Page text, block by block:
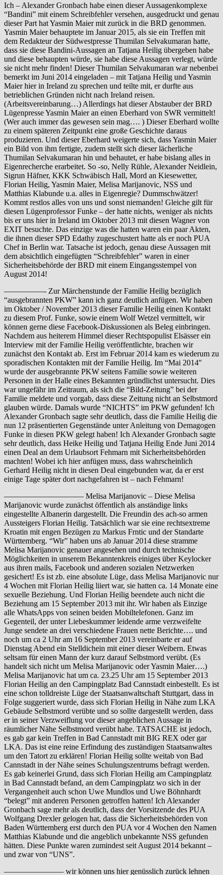
Ich – Alexander Gronbach habe einen dieser Aussagenkomplexe
“Bandini” mit einem Schreibfehler versehen, ausgedruckt und genau
dieser Part hat Yasmin Maier mit zurück in die BRD genommen.
Yasmin Maier behauptete im Januar 2015, als sie ein Treffen mit
dem Redakteur der Südwestpresse Thumilan Selvakumaran hatte,
dass sie diese Bandini-Aussagen an Tatjana Heilig übergeben habe
und diese behaupten würde, sie habe diese Aussagen verlegt, würde
sie nicht mehr finden! Dieser Thumilan Selvakumaran war nebenbei
bemerkt im Juni 2014 eingeladen – mit Tatjana Heilig und Yasmin
Maier hier in Ireland zu sprechen und teilte mit, er durfte aus
betrieblichen Gründen nicht nach Ireland reisen.
(Arbeitsvereinbarung…) Allerdings hat dieser Abstauber der BRD
Lügenpresse Yasmin Maier an einen Eberhard von SWR vermittelt!
(Wer auch immer das gewesen sein mag…. ) Dieser Eberhard wollte
zu einem späteren Zeitpunkt eine große Geschichte daraus
produzieren. Und dieser Eberhard weigerte sich, dass Yasmin Maier
ein Bild von ihm fertigte, zudem stellt sich dieser lächerliche
Thumilan Selvakumaran hin und behautet, er habe bislang alles in
Eigenrecherche erarbeitet. So -so, Nelly Rühle, Alexander Neidlein,
Sigrun Häfner, KKK Schwäbisch Hall, Mord an Kiesewetter,
Florian Heilig, Yasmin Maier, Melisa Marijanovic, NSS und
Matthias Klabunde u.a. alles in Eigenregie? Dummschwätzer!
Kommt restlos alles von uns und sonst niemanden! Gleiche gilt für
diesen Lügenprofessor Funke – der hatte nichts, weniger als nichts
bis er uns hier in Ireland im Oktober 2013 mit diesen Wagner von
EXIT besuchte. Das einzige was die hatten waren ein paar Akten,
die ihnen dieser SPD Edathy zugeschustert hatte als er noch PUA
Chef in Berlin war. Tatsache ist jedoch, genau diese Aussagen mit
dem absichtlich eingefügten “Schreibfehler” waren in einer
Sicherheitsbehörde der BRD mit einem Eingangsstempel von
August 2014!
—————- Zur Märchenstunde der Familie Heilig bezüglich
“ausgebrannten PKW” kann ich ganz deutlich anfügen. Wir haben
im Oktober / November 2013 dieser Familie Heilig einen Kontakt
zu diesem Prof. Funke, sowie einem Wolf Wetzel vermittelt, wir
können gerne diese Facebook-Diskussionen als Beleg einbringen.
Nachdem aus heiterem Himmel dieser Rechtspopulist Elsässer ein
Interview mit der Familie Heilig veröffentlichte, brachen wir
zunächst den Kontakt ab. Erst im Februar 2014 kam es wiederum zu
sporadischen Kontakten mit der Familie Heilig. Im “Mai 2014″
wurde der ausgebrannte PKW seitens Familie sowie weiteren
Personen in der Halle eines Bekannten gründlichst untersucht. Dies
war ungefähr im Zeitraum, als sich die “Bild-Zeitung” bei der
Familie meldete und vorgab, dass diese Zeitung nicht an Selbstmord
glauben würde. Damals wurde “NICHTS” im PKW gefunden! Ich
Alexander Gronbach sagte sehr deutlich, dass die Familie Heilig die
nun 12 präsentierten Gegenstände unter Anleitung von Demagogen
Funke in diesen PKW gelegt haben! Ich Alexander Gronbach sagte
sehr deutlich, dass Heike Heilig und Tatjana Heilig Ende Juni 2014
einen Deal an dem Urlaubsort Fehmarn mit Sicherheitsbehörden
machten! Wobei ich hier anfügen muss, dass wahrscheinlich
Gerhard Heilig nicht in diesen Deal eingebunden war, da er erst
einige Tage später dort nachgefahren ist – nach Fehmarn!
—————————— Melisa Marijanovic – Diese Melisa
Marijanovic wurde zunächst öffentlich als anständige links
eingestellte Albanerin dargestellt. Die Freundin des ach-so armen
Aussteigers Florian Heilig. Tatsächlich war sie eine rechtsextreme
Kroatin mit engen Bezügen zu Markus Frntic und der Standarte
Württemberg. “Wir” haben uns ab Januar 2014 diese stramme
Melisa Marijanovic genauer angesehen und durch technische
Möglichkeiten in unserem Bekanntenkreis einiges über Keylocker
aus ihren mails, Facebook und anderen sozialen Netzwerken
gesichert! Es ist zb. eine absolute Lüge, dass Melisa Marijanovic nur
4 Wochen mit Florian Heilig liiert war, sie hatten ca. 14 Monate eine
sexuelle Beziehung. Und Florian Heilig beendete auch nicht die
Beziehung am 15 September 2013 mit ihr. Wir haben als Einzige
alle WhatsApps von seinen beiden Mobiltelefonen. Ganz im
Gegenteil, der unter Liebeskummer leidende arme verzweifelte
Junge sendete an drei verschiedene Frauen nette Berichte…. und
noch um ca 2 Uhr am 16 September 2013 vereinbarte er auf
Dienstag Abend ein Stelldichein mit einer dieser Weibern. Etwas
seltsam für einen Mann der kurz darauf Selbstmord verübt. (Es
handelt sich nicht um Melisa Marijanovic oder Yasmin Maier….)
Melisa Marijanovic hat um ca. 23.25 Uhr am 15 September 2013
Florian Heilig an den Campingplatz Bad Cannstadt einbestellt. Es ist
eine schon tolldreiste Lüge der Staatsanwaltschaft Stuttgart, dass in
Folge suggeriert wurde, dass sich Florian Heilig in Nähe zum LKA
Gebäude Selbstmord verübte und so sollte dargestellt werden, dass
er in seiner Verzweiflung vor dieser angeblichen Aussage in
räumlicher Nähe Selbstmord verübt habe. TATSACHE ist jedoch,
es gab gar kein Treffen in Bad Cannstadt mit BIG REX oder gar
LKA. Das ist eine reine Erfindung des zuständigen Staatsanwaltes
um den Tatort zu erklären! Florian Heilig sollte weitab von Bad
Cannstadt in der Nähe seines Schulungszentrums befragt werden.
Es gab keinerlei Grund, dass sich Florian Heilig am Campingplatz
in Bad Cannstadt befand, an dem Campingplatz wo sich in der
Vergangenheit auch schon Uwe Mundlos und Uwe Böhnhardt
“belegt” mit anderen Personen getroffen hatten! Ich Alexander
Gronbach sage mehr als deutlich, dass der Vorsitzende des PUA
Wolfgang Drexler gelogen hat, dass die Sicherheitsbehörden von
Baden Württemberg erst durch den PUA vor 4 Wochen den Namen
Matthias Klabunde und die angeblich unbekannte NSS gefunden
hätten. Diese Punkte waren zumindest seit August 2014 bekannt –
und zwar von “UNS”.
———————– wir können uns hier genüsslich zurück lehnen